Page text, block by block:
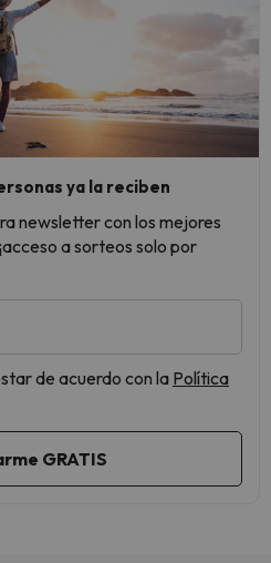
ya la reciben
newsletter con los mejores
a sorteos solo por
de acuerdo con la Política